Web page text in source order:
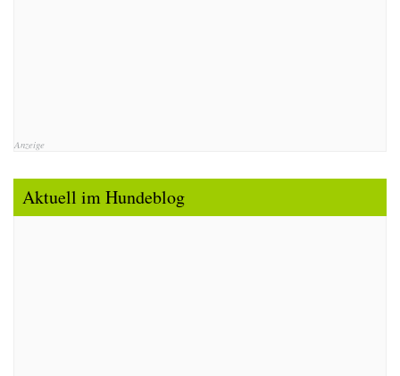
Anzeige
Aktuell im Hundeblog